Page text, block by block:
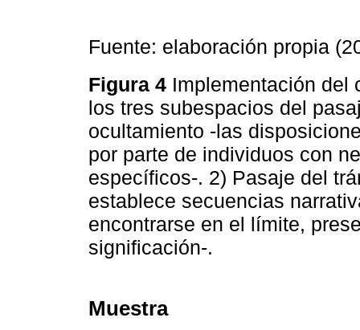
Fuente: elaboración propia
Figura 4 Implementación del
los tres subespacios del
ocultamiento -las
por parte de individuos con
específicos-. 2) Pasaje del
establece secuencias
encontrarse en el límite,
significación-.
Muestra